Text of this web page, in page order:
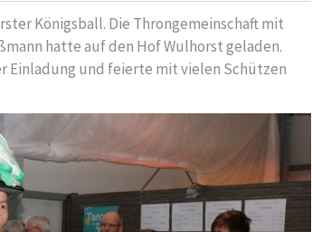
Königsball. Die Throngemeinschaft mit
hatte auf den Hof Wulhorst geladen.
Einladung und feierte mit vielen Schützen